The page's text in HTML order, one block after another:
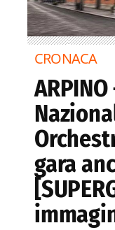
CRONACA
gara